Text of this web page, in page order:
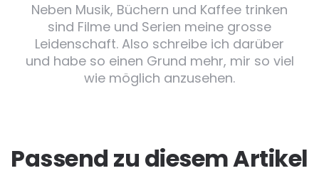
Neben Musik, Büchern und Kaffee trinken
sind Filme und Serien meine grosse
Leidenschaft. Also schreibe ich darüber
und habe so einen Grund mehr, mir so viel
wie möglich anzusehen.
Passend zu diesem Artikel